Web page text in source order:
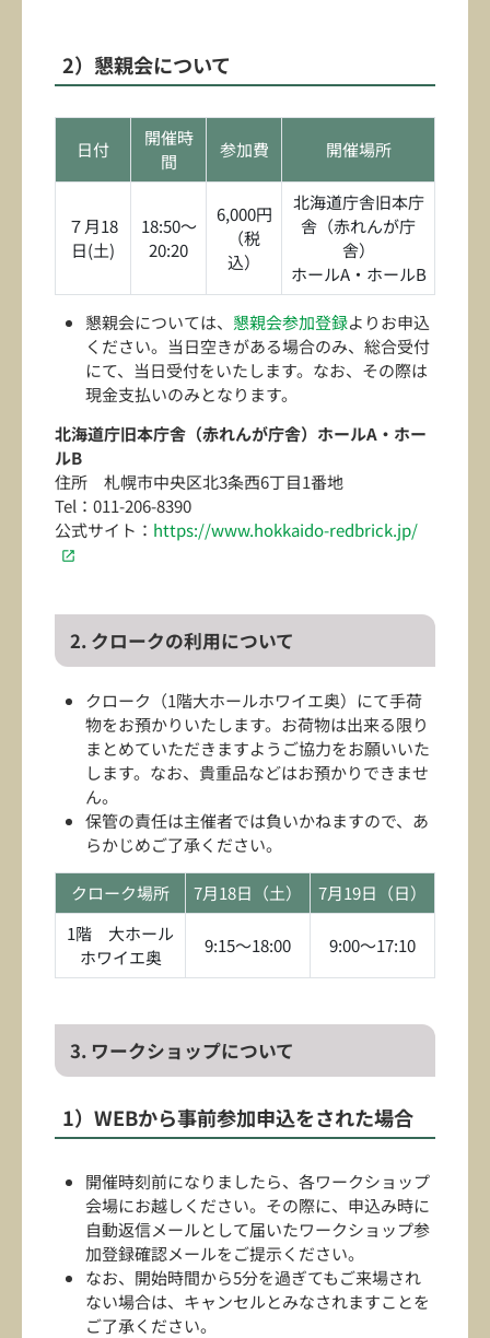
2）懇親会について
日付
開催時
間
参加費 開催場所
７月18
日(土)
18:50～
20:20
6,000円
（税
込）
北海道庁舎旧本庁
舎（赤れんが庁
舎）
ホールA・ホールB
懇親会については、 懇親会参加登録よりお申込
ください。当日空きがある場合のみ、総合受付
にて、当日受付をいたします。なお、その際は
現金支払いのみとなります。
北海道庁旧本庁舎（赤れんが庁舎）ホールA・ホー
ルB
住所 札幌市中央区北3条西6丁目1番地
Tel：011-206-8390
公式サイト： https://www.hokkaido-redbrick.jp/
2. クロークの利用について
クローク（1階大ホールホワイエ奥）にて手荷
物をお預かりいたします。お荷物は出来る限り
まとめていただきますようご協力をお願いいた
します。なお、貴重品などはお預かりできませ
ん。
保管の責任は主催者では負いかねますので、あ
らかじめご了承ください。
クローク場所 7月18日（土）
7月19日（日）
1階 大ホール
ホワイエ奥
9:15～18:00 9:00～17:10
3. ワークショップについて
1）WEBから事前参加申込をされた場合
開催時刻前になりましたら、各ワークショップ
会場にお越しください。その際に、申込み時に
自動返信メールとして届いたワークショップ参
加登録確認メールをご提示ください。
なお、開始時間から5分を過ぎてもご来場され
ない場合は、キャンセルとみなされますことを
ご了承ください。